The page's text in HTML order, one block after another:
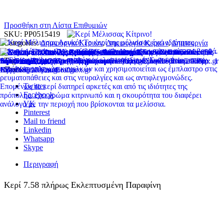
Προσθήκη στη Λίστα Επιθυμιών
SKU: PP0515419
Categories:Δημιουργία Κεριών,Δημιουργία Κεριών,Δημιουργία
Κεριών,Πρώτες Ύλες και Εργαλεία Κεριού
Tag:noskroutz
Share:
Twitter
Facebook
VK
Pinterest
Mail to friend
Linkedin
Whatsapp
Skype
Περιγραφή
Κερί 7.58 πλήρως Εκλεπτυσμένη Παραφίνη